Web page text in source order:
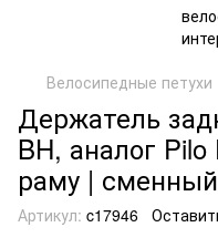
Велосипедные петухи
Держатель
BH, аналог
раму |
Артикул: c17946